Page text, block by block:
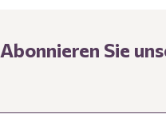
Abonnieren Sie